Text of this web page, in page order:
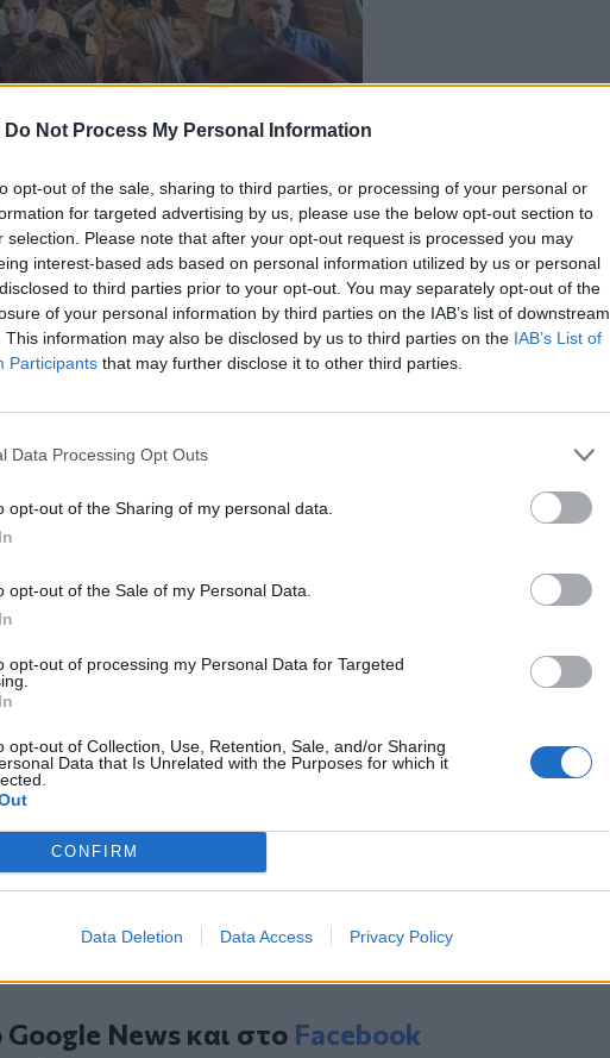
Do Not Process My Personal Information
opt-out of the sale, sharing to third parties, or processing of your personal or
for targeted advertising by us, please use the below opt-out section to
selection. Please note that after your opt-out request is processed you may
interest-based ads based on personal information utilized by us or personal
to third parties prior to your opt-out. You may separately opt-out of the
of your personal information by third parties on the IAB’s list of downstream
This information may also be disclosed by us to third parties on the IAB’s List of
Participants that may further disclose it to other third parties.
Data Processing Opt Outs
opt-out of the Sharing of my personal data.
opt-out of the Sale of my Personal Data.
opt-out of processing my Personal Data for Targeted
opt-out of Collection, Use, Retention, Sale, and/or Sharing
Data that Is Unrelated with the Purposes for which it
CONFIRM
Data Deletion Data Access Privacy Policy
της συμπερίληψης, της συνεργασίας
Ζωής» πραγματοποιεί πρόβες κάθε
εμφάνισή της στο Φεστιβάλ «Τέχνη
του νησιού.
Σκαλίδη, μιλώντας για την
και του Ωδείου του Δήμου
όλοι έχουμε δικαίωμα στη συμμετοχή
στο Νίκο Μοσχονά που με αφοσίωση
μελών που τα υποστηρίζουν καθώς
και το ωραίο αποτέλεσμα».
οι Αντώνης Τοχοβίτης, Γιώργος
Γιώργος Δασκαλάκης,
Ηρώ Κομβοΐτσου,
Νικόλαος Βολιτάκης και
την Κρήτη και το
επιστρέφει στην πατρίδα του
γέφυρα Ξηροπόταμου την
για την προστασία των ανηλίκων
Google Newsκαι στο Facebook